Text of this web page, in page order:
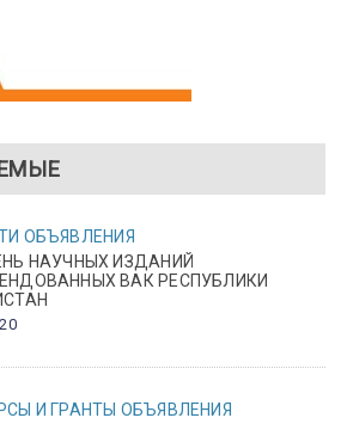
ОБЪЯВЛЕНИЯ
НАУЧНЫХ ИЗДАНИЙ
ВАК РЕСПУБЛИКИ
И ГРАНТЫ ОБЪЯВЛЕНИЯ